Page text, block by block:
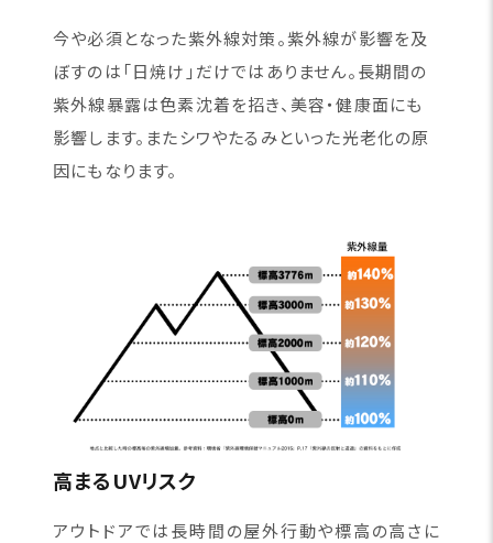
今や必須となった紫外線対策。紫外線が影響を及
ぼすのは「日焼け」だけではありません。長期間の
紫外線暴露は色素沈着を招き、美容・健康面にも
影響します。またシワやたるみといった光老化の原
因にもなります。
高まるUVリスク
アウトドアでは長時間の屋外行動や標高の高さに